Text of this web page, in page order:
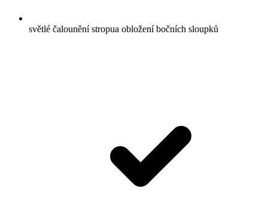
světlé čalounění stropua obložení bočních sloupků